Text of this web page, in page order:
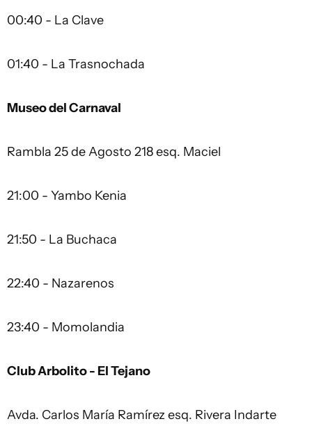
00:40 - La Clave
01:40 - La Trasnochada
Museo del Carnaval
Rambla 25 de Agosto 218 esq. Maciel
21:00 - Yambo Kenia
21:50 - La Buchaca
22:40 - Nazarenos
23:40 - Momolandia
Club Arbolito - El Tejano
Avda. Carlos María Ramírez esq. Rivera Indarte